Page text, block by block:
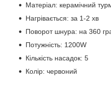
Матеріал: керамічний
Нагрівається: за 1-2 хв
Поворот шнура: на 360
Потужність: 1200W
Кількість насадок: 5
Колір: червоний